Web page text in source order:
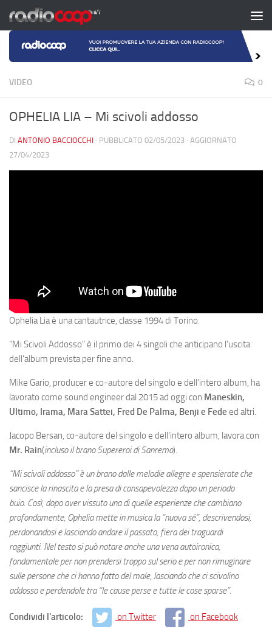
Salta al contenuto
VIDEO 0
OPHELIA LIA – Mi scivoli addosso
DI ANTONIO BACCIOCCHI · PUBBLICATO 02/05/2023 · AGGIORNATO
27/04/2023
Ophelia Lia è una cantautrice, classe 1994 di Torino.
“Mi Scivoli Addosso” è il primo dei 4 singoli che anticipano l’uscita
dell’album prevista per fine anno.
Mike Gario, producer e co-autore del singolo e dell’intero album, ha
lavorato come sound engineer dal 2015 ad oggi con Maneskin,
Ultimo, Irama, Mara Sattei, Fred De Palma, Benji e Fede ed altri.
Jacopo Bersan, co-autore del singolo e dell’intero album, lavora con
Mr. Rain(incluso il brano Supereroi di Sanremo).
“Mi scivoli addosso” è un brano dalle melodie allegre e spensierate che
sancisce la rinascita e la presa di consapevolezza dopo un periodo
buio. Così, dopo aver vissuto una di quelle esperienze che cambiano
profondamente, Ophelia mette in musica la “nuova sé”, descrivendosi,
perdonandosi e lasciando andare il passato, fiera dei traguardi
raggiunti. Nel testo si può notare anche una vena autoironica,
fondamentale per non prendersi troppo sul serio e per non rimuginare
sulle persone che ci hanno fatto del male, lasciando che ci scivolino
addosso e perdendole tra “le cause perse e tutte le cose sparse”.
Condividi l'articolo: on Twitter on Facebook